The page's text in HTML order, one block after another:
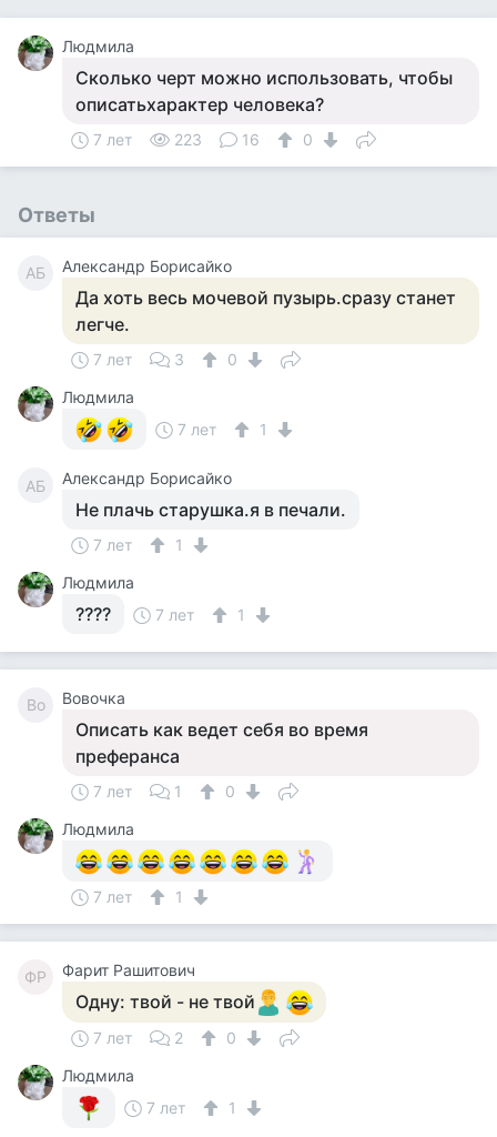
Людмила
Сколько черт можно использовать, чтобы
описатьхарактер человека?
7 лет 223 16 0
Ответы
АБ Александр Борисайко
Да хоть весь мочевой пузырь.сразу станет
легче.
7 лет 3
0
Людмила
7 лет
1
АБ Александр Борисайко
Не плачь старушка.я в печали.
7 лет
1
Людмила
???? 7 лет 1
Во Вовочка
Описать как ведет себя во время
преферанса
7 лет 1
0
Людмила
7 лет 1
ФР Фарит Рашитович
Одну: твой - не твой
7 лет 2
0
Людмила
7 лет
1